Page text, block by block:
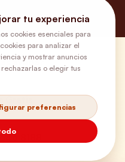
ayuda?
8188
tu experiencia
cookies esenciales para
para analizar el
y mostrar anuncios
o elegir tus
preferencias